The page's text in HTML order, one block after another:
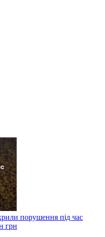
порушення під час
грн